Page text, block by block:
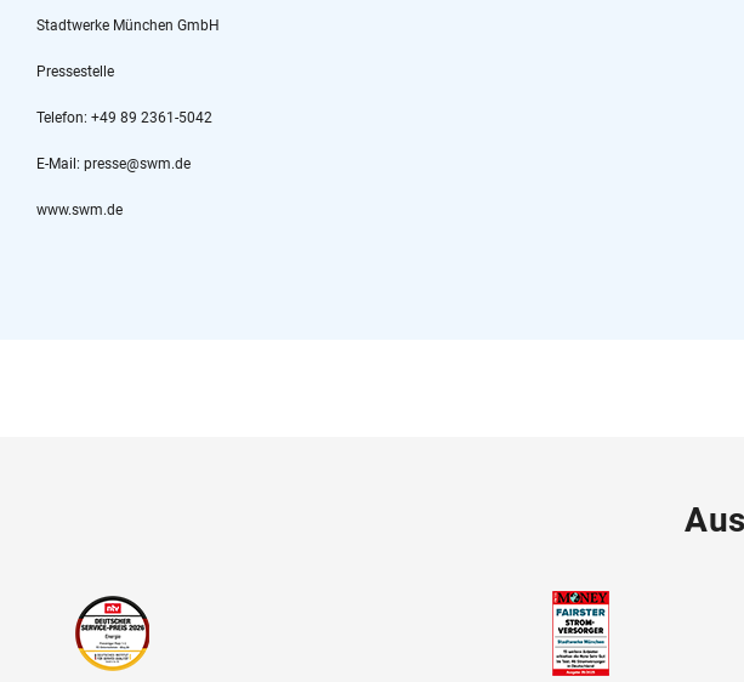
Stadtwerke München GmbH
Pressestelle
Telefon: +49 89 2361-5042
E-Mail: presse@swm.de
www.swm.de